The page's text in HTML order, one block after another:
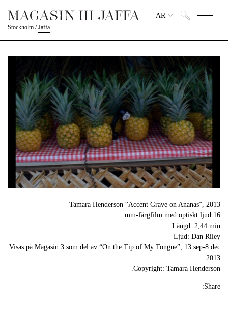
Stockholm /Jaffa
AR
Tamara Henderson “Accent Grave on Ananas”, 2013
16 mm-färgfilm med optiskt ljud.
Längd: 2,44 min
Ljud: Dan Riley
Visas på Magasin 3 som del av “On the Tip of My Tongue”, 13 sep-8 dec
2013.
Copyright: Tamara Henderson.
Share: